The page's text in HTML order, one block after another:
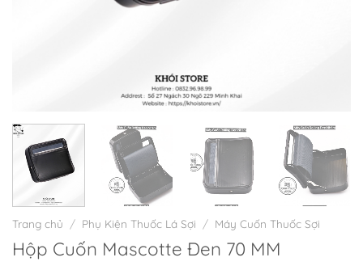
Trang chủ / Phụ Kiện Thuốc Lá Sợi / Máy Cuốn Thuốc Sợi
Hộp Cuốn Mascotte Đen 70 MM